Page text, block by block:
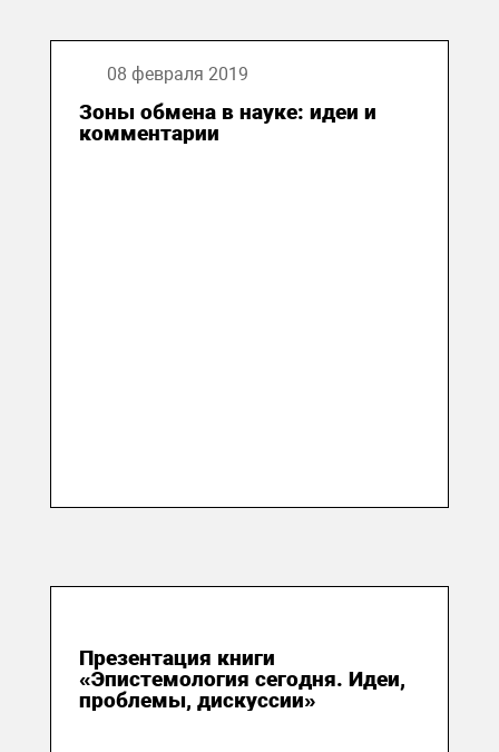
08 февраля 2019
Зоны обмена в науке: идеи и
комментарии
Презентация книги
«Эпистемология сегодня. Идеи,
проблемы, дискуссии»